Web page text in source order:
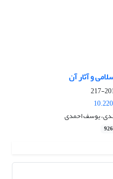
و آثار آن
201-
یوسف احمدی